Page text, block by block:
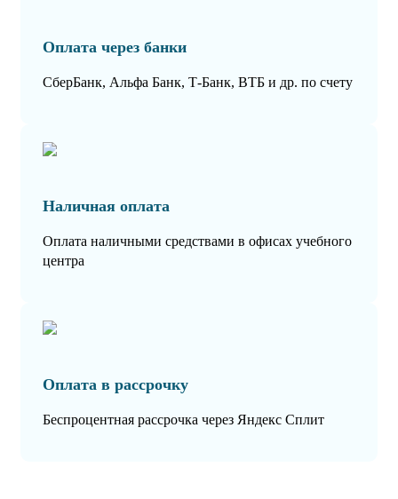
Оплата через банки
СберБанк, Альфа Банк, Т-Банк, ВТБ и др. по счету
Наличная оплата
Оплата наличными средствами в офисах учебного
центра
Оплата в рассрочку
Беспроцентная рассрочка через Яндекс Сплит